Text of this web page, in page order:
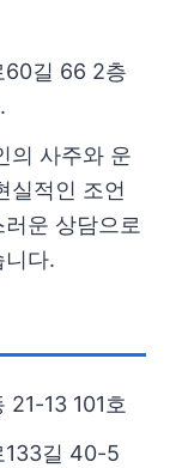
60길 66 2층
의 사주와 운
실적인 조언
운 상담으로
니다.
21-13 101호
133길 40-5